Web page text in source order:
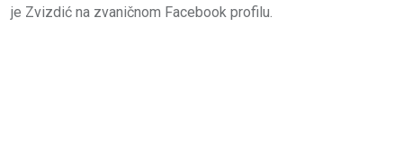
je Zvizdić na zvaničnom Facebook profilu.